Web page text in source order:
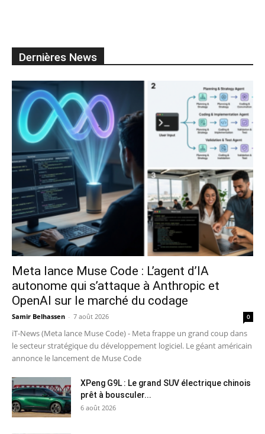
Dernières News
Meta lance Muse Code : L’agent d’IA
autonome qui s’attaque à Anthropic et
OpenAI sur le marché du codage
Samir Belhassen - 7 août 2026 0
iT-News (Meta lance Muse Code) - Meta frappe un grand coup dans
le secteur stratégique du développement logiciel. Le géant américain
annonce le lancement de Muse Code
XPeng G9L : Le grand SUV électrique chinois
prêt à bousculer...
6 août 2026